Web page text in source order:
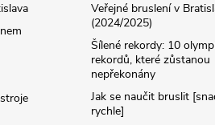
Veřejné bruslení v
(2024/2025)
Šílené rekordy: 10
rekordů, které zůstanou
nepřekonány
Jak se naučit bruslit
rychle]